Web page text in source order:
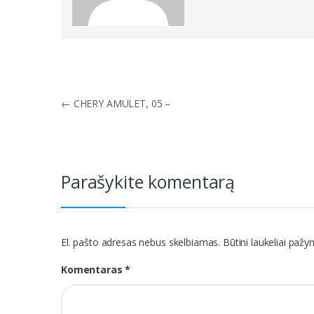
Navigacija
← CHERY AMULET, 05 –
Parašykite komentarą
El. pašto adresas nebus skelbiamas. Būtini laukeliai
Komentaras*